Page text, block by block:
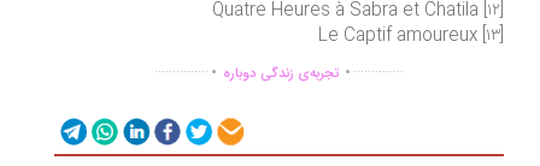
................تجربه‌ی زندگی دوباره ...............